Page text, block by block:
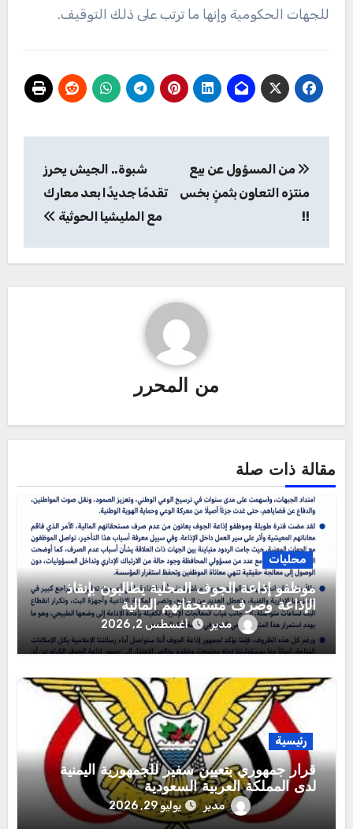
للجهات الحكومية وإنها ما ترتب على ذلك التوقيف.
المقالات
من المسؤول عن بيع
منتزه التعاون بثمنٍ بخس
!!
شبوة.. الجيش يحرز
تقدمًا جديدًا بعد معارك
مع المليشيا الحوثية
من المحرر
مقالة ذات صلة
محليات
موظفو إذاعة الجوف المحلية يطالبون بإنقاذ
الإذاعة وصرف مستحقاتهم المالية
مدير أغسطس 2, 2026
رئيسية
قرار جمهوري بتعيين سفير للجمهورية اليمنية
لدى المملكة العربية السعودية
مدير يوليو 29, 2026